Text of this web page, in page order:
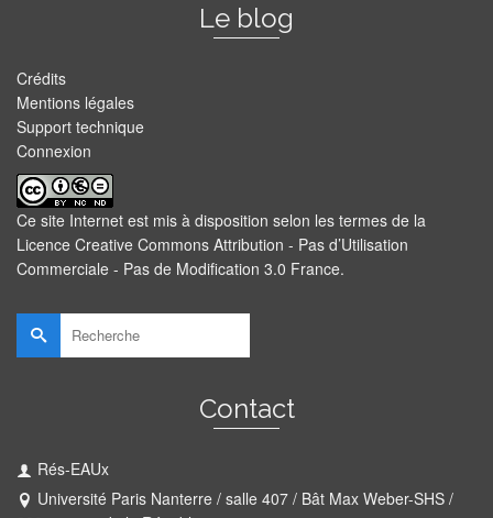
Le blog
Crédits
Mentions légales
Support technique
Connexion
Ce site Internet est mis à disposition selon les termes de la
Licence Creative Commons Attribution - Pas d’Utilisation
Commerciale - Pas de Modification 3.0 France.
Rechercher :
Contact
Rés-EAUx
Université Paris Nanterre / salle 407 / Bât Max Weber-SHS /